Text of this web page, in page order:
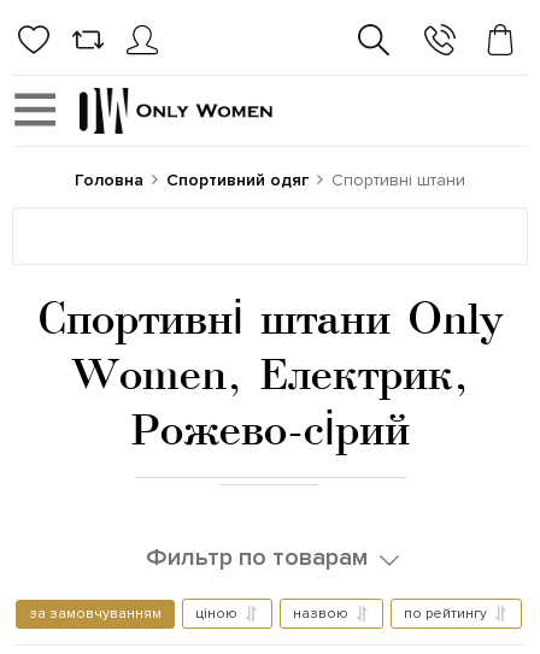
Головна Спортивний одяг Спортивні штани
Спортивні штани Only
Women, Електрик,
Рожево-сірий
Фильтр по товарам
за замовчуванням ціною назвою по рейтингу